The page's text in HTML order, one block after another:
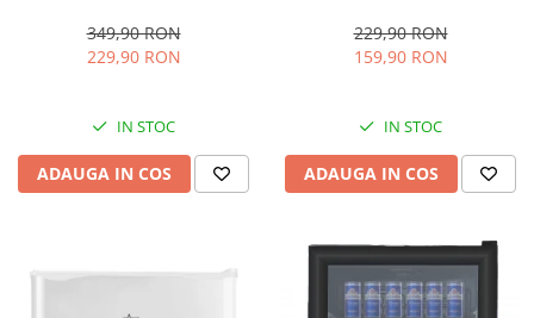
349,90 RON
229,90 RON
IN STOC
ADAUGA IN COS
invelis ceramic pentru vafe,
nuci, gogosi si smile
229,90 RON
159,90 RON
IN STOC
ADAUGA IN COS